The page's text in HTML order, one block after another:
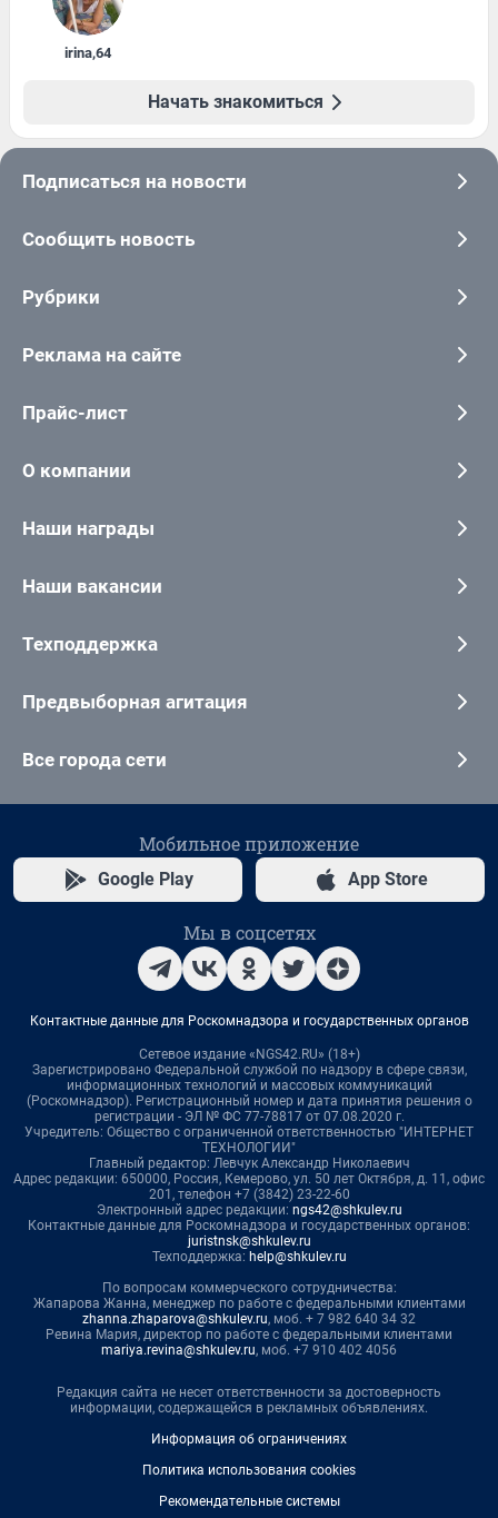
irina,64
Начать знакомиться
Подписаться на новости
Сообщить новость
Рубрики
Реклама на сайте
Прайс-лист
О компании
Наши награды
Наши вакансии
Техподдержка
Предвыборная агитация
Все города сети
Мобильное приложение
Google Play App Store
Мы в соцсетях
Контактные данные для Роскомнадзора и государственных органов
Сетевое издание «NGS42.RU» (18+)
Зарегистрировано Федеральной службой по надзору в сфере связи,
информационных технологий и массовых коммуникаций
(Роскомнадзор). Регистрационный номер и дата принятия решения о
регистрации - ЭЛ № ФС 77-78817 от 07.08.2020 г.
Учредитель: Общество с ограниченной ответственностью "ИНТЕРНЕТ
ТЕХНОЛОГИИ"
Главный редактор: Левчук Александр Николаевич
Адрес редакции: 650000, Россия, Кемерово, ул. 50 лет Октября, д. 11, офис
201, телефон +7 (3842) 23-22-60
Электронный адрес редакции: ngs42@shkulev.ru
Контактные данные для Роскомнадзора и государственных органов:
juristnsk@shkulev.ru
Техподдержка: help@shkulev.ru
По вопросам коммерческого сотрудничества:
Жапарова Жанна, менеджер по работе с федеральными клиентами
zhanna.zhaparova@shkulev.ru, моб. + 7 982 640 34 32
Ревина Мария, директор по работе с федеральными клиентами
mariya.revina@shkulev.ru, моб. +7 910 402 4056
Редакция сайта не несет ответственности за достоверность
информации, содержащейся в рекламных объявлениях.
Информация об ограничениях
Политика использования cookies
Рекомендательные системы